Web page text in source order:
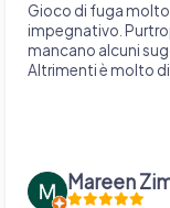
Gioco di fuga molto
impegnativo.
mancano alcuni
Altrimenti è molto
Mareen